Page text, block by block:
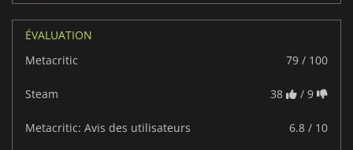
ÉVALUATION
Metacritic
79 / 100
Steam 38 / 9
Metacritic: Avis des utilisateurs 6.8 / 10